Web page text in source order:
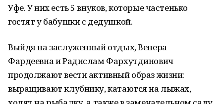
Уфе. У них есть 5 внуков, которые частенько
гостят у бабушки с дедушкой.
Выйдя на заслуженный отдых, Венера
Фардеевна и Радислам Фархутдинович
продолжают вести активный образ жизни:
выращивают клубнику, катаются на лыжах,